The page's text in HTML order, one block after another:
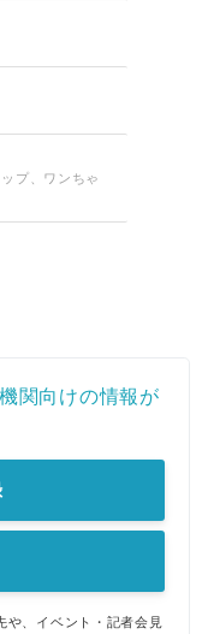
プ、ワンちゃ
関向けの情報が
や、イベント・記者会見